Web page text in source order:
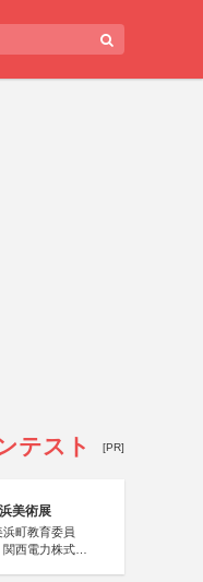
テスト [PR]
美術展
町教育委員
西電力株式会